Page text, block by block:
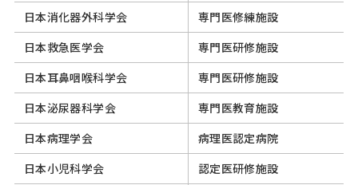
日本消化器外科学会
専門医修練施設
日本救急医学会
専門医研修施設
日本耳鼻咽喉科学会
専門医研修施設
日本泌尿器科学会
専門医教育施設
日本病理学会
病理医認定病院
日本小児科学会
認定医研修施設